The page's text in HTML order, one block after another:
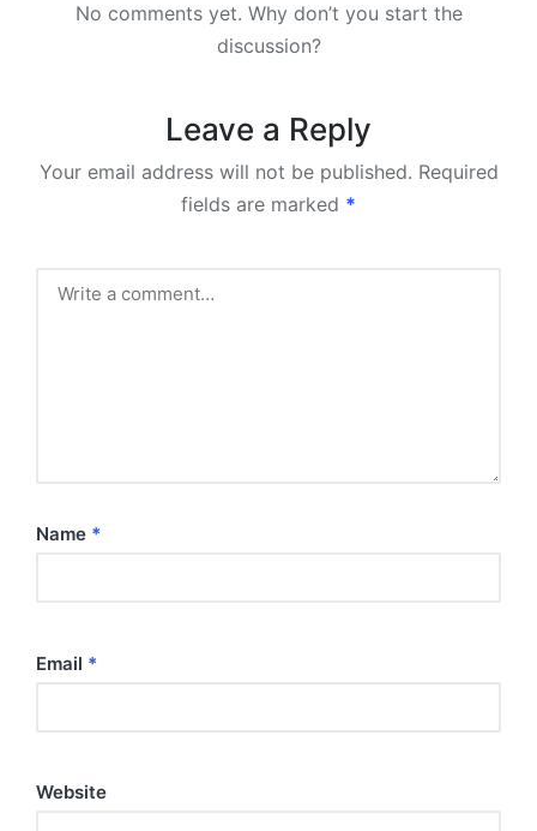
No comments yet. Why don’t you start the
discussion?
Leave a Reply
Your email address will not be published. Required
fields are marked *
Name *
Email *
Website